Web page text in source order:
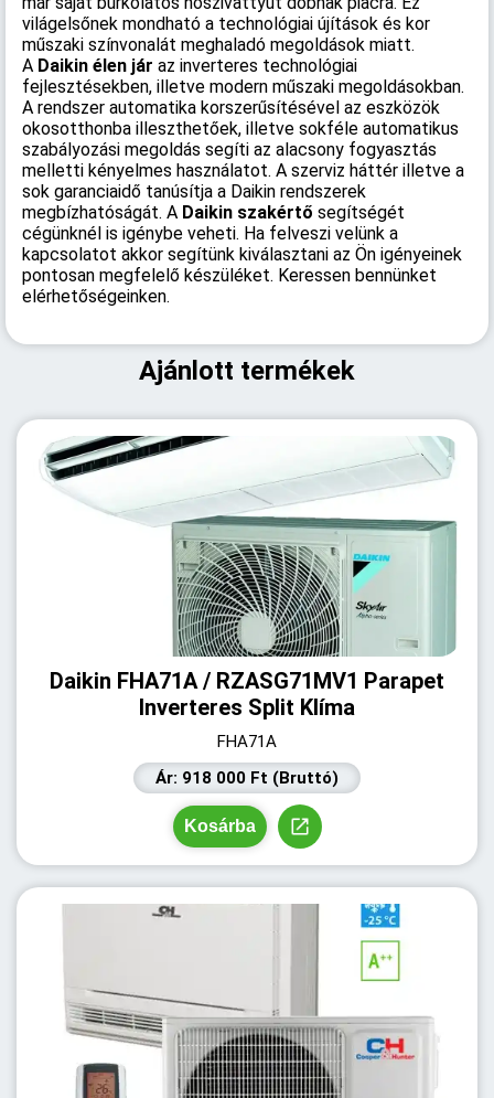
világelsőnek mondható a technológiai újítások és kor
műszaki színvonalát meghaladó megoldások miatt.
A Daikin élen jár az inverteres technológiai
fejlesztésekben, illetve modern műszaki megoldásokban.
A rendszer automatika korszerűsítésével az eszközök
okosotthonba illeszthetőek, illetve sokféle automatikus
szabályozási megoldás segíti az alacsony fogyasztás
melletti kényelmes használatot. A szerviz háttér illetve a
sok garanciaidő tanúsítja a Daikin rendszerek
megbízhatóságát. A Daikin szakértő segítségét
cégünknél is igénybe veheti. Ha felveszi velünk a
kapcsolatot akkor segítünk kiválasztani az Ön igényeinek
pontosan megfelelő készüléket. Keressen bennünket
elérhetőségeinken.
Ajánlott termékek
Daikin FHA71A / RZASG71MV1 Parapet
Inverteres Split Klíma
FHA71A
Ár: 918 000 Ft (Bruttó)
Kosárba